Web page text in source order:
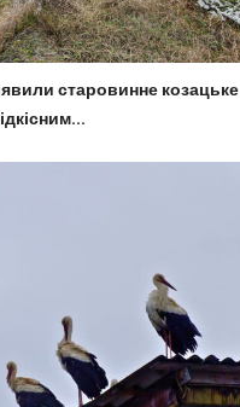
старовинне козацьке